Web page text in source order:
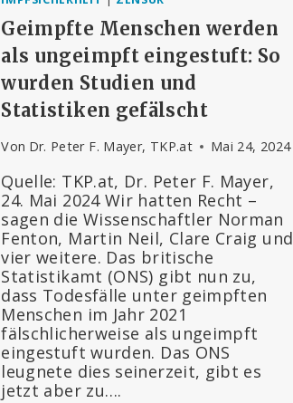
Geimpfte Menschen werden
als ungeimpft eingestuft: So
wurden Studien und
Statistiken gefälscht
Von Dr. Peter F. Mayer, TKP.at Mai 24, 2024
Quelle: TKP.at, Dr. Peter F. Mayer,
24. Mai 2024 Wir hatten Recht –
sagen die Wissenschaftler Norman
Fenton, Martin Neil, Clare Craig und
vier weitere. Das britische
Statistikamt (ONS) gibt nun zu,
dass Todesfälle unter geimpften
Menschen im Jahr 2021
fälschlicherweise als ungeimpft
eingestuft wurden. Das ONS
leugnete dies seinerzeit, gibt es
jetzt aber zu….